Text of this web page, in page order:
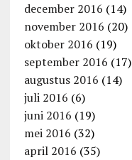
december 2016 (14)
november 2016 (20)
oktober 2016 (19)
september 2016 (17)
augustus 2016 (14)
juli 2016 (6)
juni 2016 (19)
mei 2016 (32)
april 2016 (35)